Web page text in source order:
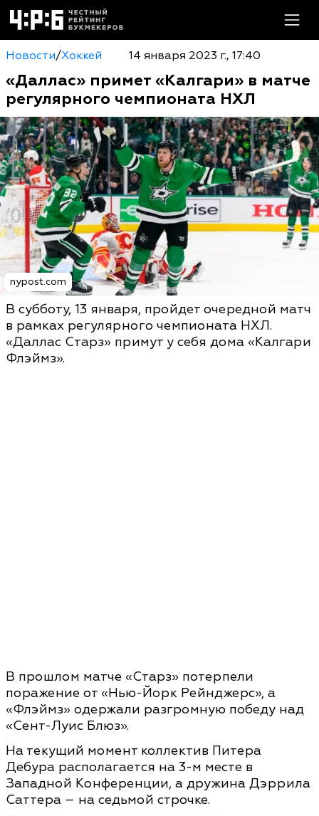
Новости/Хоккей 14 января 2023 г., 17:40
«Даллас» примет «Калгари» в матче
регулярного чемпионата НХЛ
nypost.com
В субботу, 13 января, пройдет очередной матч
в рамках регулярного чемпионата НХЛ.
«Даллас Старз» примут у себя дома «Калгари
Флэймз».
В прошлом матче «Старз» потерпели
поражение от «Нью-Йорк Рейнджерс», а
«Флэймз» одержали разгромную победу над
«Сент-Луис Блюз».
На текущий момент коллектив Питера
Дебура располагается на 3-м месте в
Западной Конференции, а дружина Дэррила
Саттера – на седьмой строчке.